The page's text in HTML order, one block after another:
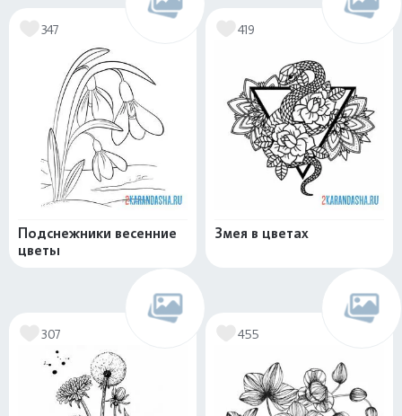
347
Подснежники весенние
цветы
419
Змея в цветах
307 455